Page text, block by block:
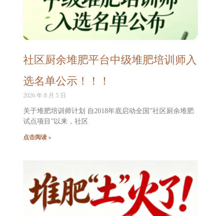
社区厨余堆肥平台中级堆肥培训师入
选名单公示！！！
2026 年 8 月 5 日
关于堆肥培训师计划 自2018年底启动全国”社区厨余堆肥
试点项目”以来，社区
点击阅读 »